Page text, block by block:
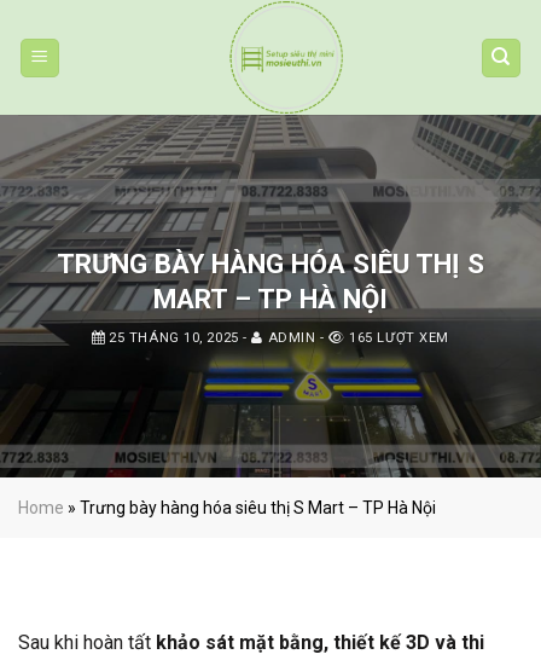
content
TRƯNG BÀY HÀNG HÓA SIÊU THỊ S
MART – TP HÀ NỘI
25 THÁNG 10, 2025 - ADMIN - 165 LƯỢT XEM
Home » Trưng bày hàng hóa siêu thị S Mart – TP Hà Nội
Sau khi hoàn tất khảo sát mặt bằng, thiết kế 3D và thi